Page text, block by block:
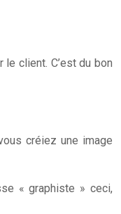
client. C’est du bon
créiez une image
« graphiste » ceci,